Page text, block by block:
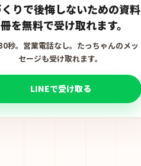
りで後悔しないための資料
を無料で受け取れます。
秒。営業電話なし。たっちゃんのメッ
セージも受け取れます。
LINEで受け取る